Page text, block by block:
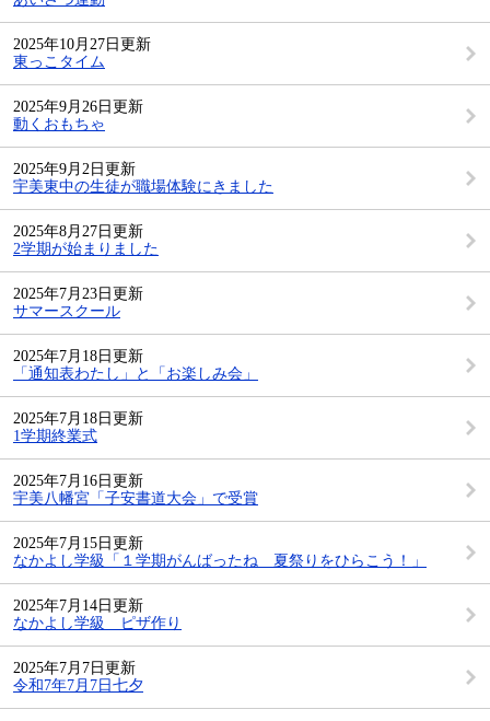
2025年10月27日更新
東っこタイム
2025年9月26日更新
動くおもちゃ
2025年9月2日更新
宇美東中の生徒が職場体験にきました
2025年8月27日更新
2学期が始まりました
2025年7月23日更新
サマースクール
2025年7月18日更新
「通知表わたし」と「お楽しみ会」
2025年7月18日更新
1学期終業式
2025年7月16日更新
宇美八幡宮「子安書道大会」で受賞
2025年7月15日更新
なかよし学級「１学期がんばったね 夏祭りをひらこう！」
2025年7月14日更新
なかよし学級 ピザ作り
2025年7月7日更新
令和7年7月7日七夕